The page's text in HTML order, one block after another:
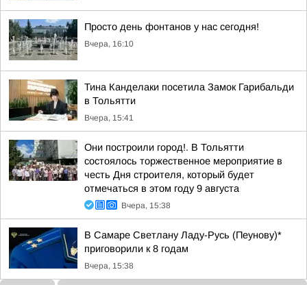
Просто день фонтанов у нас сегодня!
Вчера, 16:10
Тина Канделаки посетила Замок Гарибальди
в Тольятти
Вчера, 15:41
Они построили город!. В Тольятти
состоялось торжественное мероприятие в
честь Дня строителя, который будет
отмечаться в этом году 9 августа
Вчера, 15:38
В Самаре Светлану Ладу-Русь (Пеунову)*
приговорили к 8 годам
Вчера, 15:38